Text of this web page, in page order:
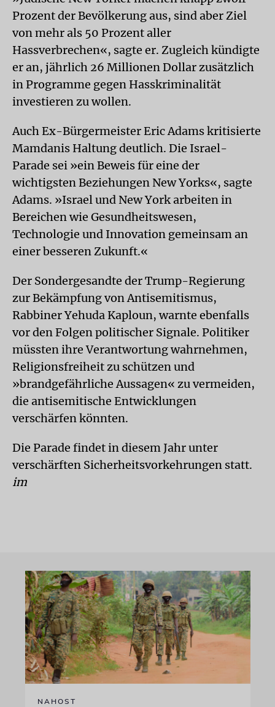
Prozent der Bevölkerung aus, sind aber Ziel
von mehr als 50 Prozent aller
Hassverbrechen«, sagte er. Zugleich kündigte
er an, jährlich 26 Millionen Dollar zusätzlich
in Programme gegen Hasskriminalität
investieren zu wollen.
Auch Ex-Bürgermeister Eric Adams kritisierte
Mamdanis Haltung deutlich. Die Israel-
Parade sei »ein Beweis für eine der
wichtigsten Beziehungen New Yorks«, sagte
Adams. »Israel und New York arbeiten in
Bereichen wie Gesundheitswesen,
Technologie und Innovation gemeinsam an
einer besseren Zukunft.«
Der Sondergesandte der Trump-Regierung
zur Bekämpfung von Antisemitismus,
Rabbiner Yehuda Kaploun, warnte ebenfalls
vor den Folgen politischer Signale. Politiker
müssten ihre Verantwortung wahrnehmen,
Religionsfreiheit zu schützen und
»brandgefährliche Aussagen« zu vermeiden,
die antisemitische Entwicklungen
verschärfen könnten.
Die Parade findet in diesem Jahr unter
verschärften Sicherheitsvorkehrungen statt.
im
NAHOST